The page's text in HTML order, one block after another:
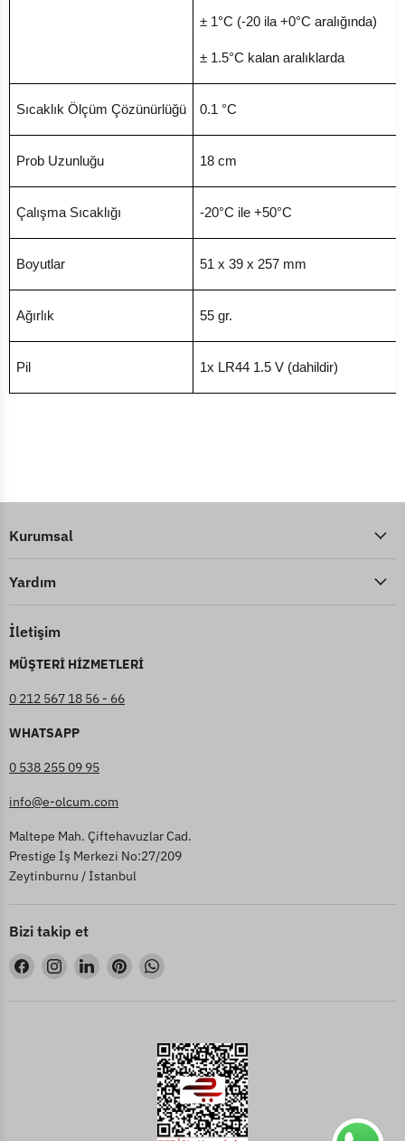
± 1°C (-20 ila +0°C aralığında)
± 1.5°C kalan aralıklarda
Sıcaklık Ölçüm Çözünürlüğü 0.1 °C
Prob Uzunluğu 18 cm
Çalışma Sıcaklığı -20°C ile +50°C
Boyutlar 51 x 39 x 257 mm
Ağırlık 55 gr.
Pil 1x LR44 1.5 V (dahildir)
Kurumsal
Yardım
İletişim
MÜŞTERİ HİZMETLERİ
0 212 567 18 56 - 66
WHATSAPP
0 538 255 09 95
info@e-olcum.com
Maltepe Mah. Çiftehavuzlar Cad.
Prestige İş Merkezi No:27/209
Zeytinburnu / İstanbul
Bizi takip et
Bizi
Facebook&#39;de
bul
Bizi
Instagram&#39;de
bul
Bizi
LinkedIn&#39;de
bul
Bizi
Pinterest&#39;de
bul
Bizi
bul